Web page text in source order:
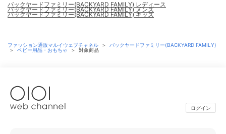
バックヤードファミリー(BACKYARD FAMILY) レディース
バックヤードファミリー(BACKYARD FAMILY) メンズ
バックヤードファミリー(BACKYARD FAMILY) キッズ
ファッション通販マルイウェブチャネル ＞
バックヤードファミリー(BACKYARD FAMILY)
＞
ベビー用品・おもちゃ ＞ 対象商品
ログイン